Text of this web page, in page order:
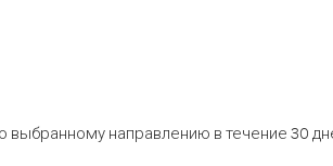
направлению в течение 30